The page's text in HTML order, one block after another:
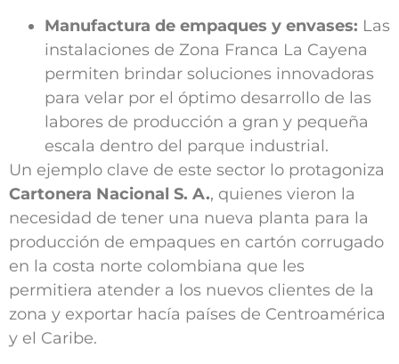
Manufactura de empaques y envases: Las
instalaciones de Zona Franca La Cayena
permiten brindar soluciones innovadoras
para velar por el óptimo desarrollo de las
labores de producción a gran y pequeña
escala dentro del parque industrial.
Un ejemplo clave de este sector lo protagoniza
Cartonera Nacional S. A., quienes vieron la
necesidad de tener una nueva planta para la
producción de empaques en cartón corrugado
en la costa norte colombiana que les
permitiera atender a los nuevos clientes de la
zona y exportar hacía países de Centroamérica
y el Caribe.